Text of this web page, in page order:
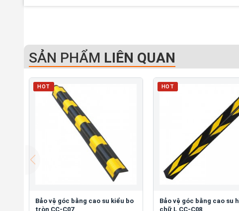
SẢN PHẨM LIÊN QUAN
HOT
Bảo vệ góc bằng cao su kiểu bo
tròn CC-C07
HOT
Bảo vệ góc bằng cao su
chữ L CC-C08